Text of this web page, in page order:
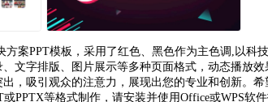
案PPT模板，采用了红色、黑色作为主色调,以科
文字排版、图片展示等多种页面格式，动态播放
，吸引观众的注意力，展现出您的专业和创新。
PPTX等格式制作，请安装并使用Office或WPS软件